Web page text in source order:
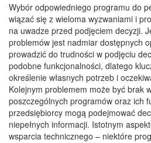
Wybór odpowiedniego programu do
wiązać się z wieloma wyzwaniami i
na uwadze przed podjęciem decyzji.
problemów jest nadmiar dostępnych
prowadzić do trudności w podjęciu
podobne funkcjonalności, dlatego
określenie własnych potrzeb i
Kolejnym problemem może być brak
poszczególnych programów oraz ich
przedsiębiorcy mogą podejmować
niepełnych informacji. Istotnym
wsparcia technicznego – niektóre